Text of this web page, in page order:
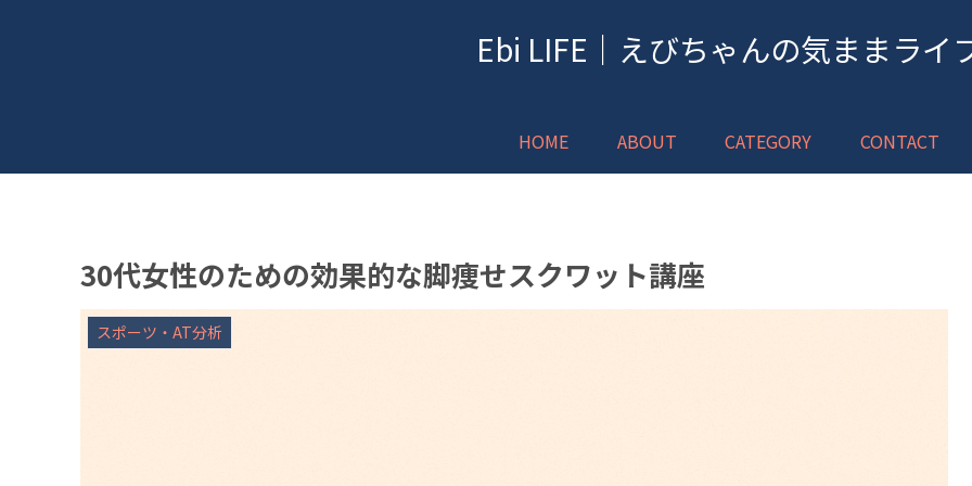
Ebi LIFE｜えびちゃんの気ままライ
HOME ABOUT CATEGORY CONTACT
30代女性のための効果的な脚痩せスクワット講座
スポーツ・AT分析